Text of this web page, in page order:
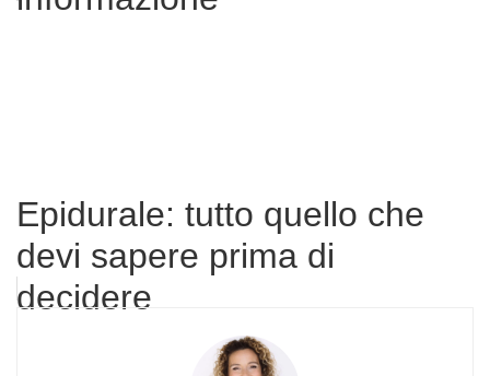
Epidurale: tutto quello che
devi sapere prima di
decidere